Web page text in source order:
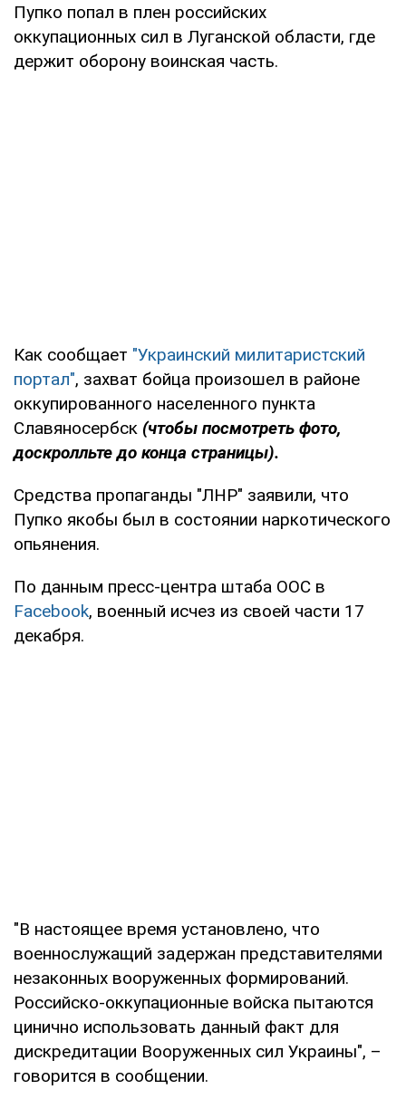
Пупко попал в плен российских
оккупационных сил в Луганской области, где
держит оборону воинская часть.
Как сообщает "Украинский милитаристский
портал", захват бойца произошел в районе
оккупированного населенного пункта
Славяносербск (чтобы посмотреть фото,
доскролльте до конца страницы).
Средства пропаганды "ЛНР" заявили, что
Пупко якобы был в состоянии наркотического
опьянения.
По данным пресс-центра штаба ООС в
Facebook, военный исчез из своей части 17
декабря.
"В настоящее время установлено, что
военнослужащий задержан представителями
незаконных вооруженных формирований.
Российско-оккупационные войска пытаются
цинично использовать данный факт для
дискредитации Вооруженных сил Украины", –
говорится в сообщении.